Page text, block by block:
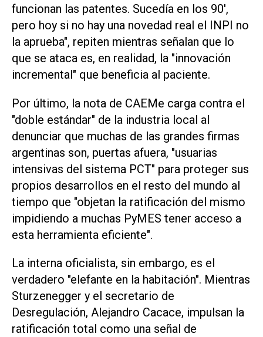
funcionan las patentes. Sucedía en los 90',
pero hoy si no hay una novedad real el INPI no
la aprueba", repiten mientras señalan que lo
que se ataca es, en realidad, la "innovación
incremental" que beneficia al paciente.
Por último, la nota de CAEMe carga contra el
"doble estándar" de la industria local al
denunciar que muchas de las grandes firmas
argentinas son, puertas afuera, "usuarias
intensivas del sistema PCT" para proteger sus
propios desarrollos en el resto del mundo al
tiempo que "objetan la ratificación del mismo
impidiendo a muchas PyMES tener acceso a
esta herramienta eficiente".
La interna oficialista, sin embargo, es el
verdadero "elefante en la habitación". Mientras
Sturzenegger y el secretario de
Desregulación, Alejandro Cacace, impulsan la
ratificación total como una señal de